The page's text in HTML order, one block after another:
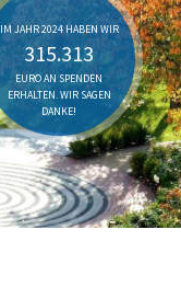
IM JAHR 2024 HABEN WIR
315.313
EURO AN SPENDEN
ERHALTEN. WIR SAGEN
DANKE!